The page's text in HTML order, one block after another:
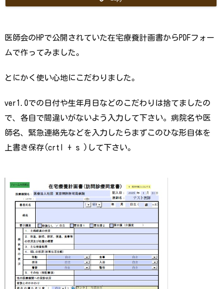
医師会のHPで公開されていた在宅療養計画書からPDFフォー
ムで作ってみました。
とにかく使い心地にこだわりました。
ver1.0での日付や生年月日などのこだわりは捨てましたの
で、各自で間違いがないよう入力して下さい。病院名や医
師名、緊急連絡先などを入力したらまずこのひな形自体を
上書き保存(crtl + s )して下さい。